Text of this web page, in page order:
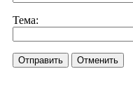
Тема:
Отправить Отменить